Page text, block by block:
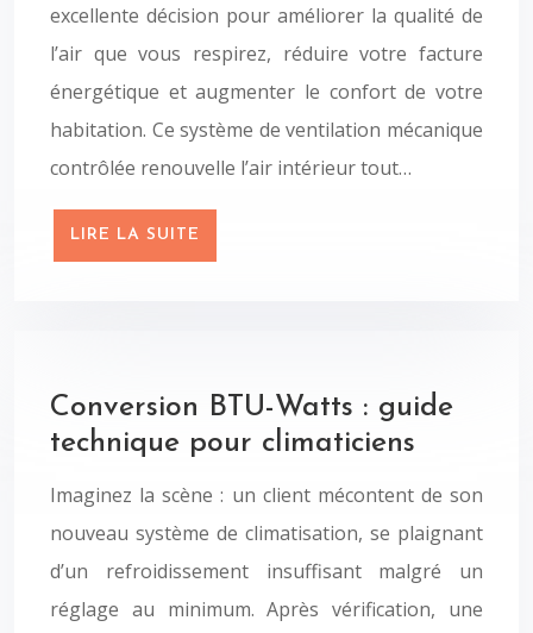
excellente décision pour améliorer la qualité de
l’air que vous respirez, réduire votre facture
énergétique et augmenter le confort de votre
habitation. Ce système de ventilation mécanique
contrôlée renouvelle l’air intérieur tout…
LIRE LA SUITE
Conversion BTU-Watts : guide
technique pour climaticiens
Imaginez la scène : un client mécontent de son
nouveau système de climatisation, se plaignant
d’un refroidissement insuffisant malgré un
réglage au minimum. Après vérification, une